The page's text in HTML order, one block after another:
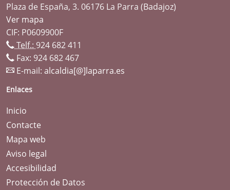
Plaza de España, 3. 06176 La Parra (Badajoz)
Ver mapa
CIF: P0609900F
Telf.: 924 682 411
Fax: 924 682 467
E-mail: alcaldia[@]laparra.es
Enlaces
Inicio
Contacte
Mapa web
Aviso legal
Accesibilidad
Protección de Datos